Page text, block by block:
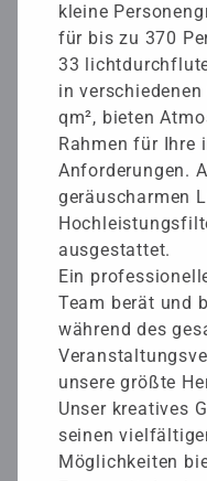
kleine
für bis zu 370
33
in
qm², bieten
Rahmen für Ihre
Anforderungen.
geräuscharmen
ausgestattet.
Ein
Team berät und
während des
unsere größte
Unser kreatives
seinen
Möglichkeiten